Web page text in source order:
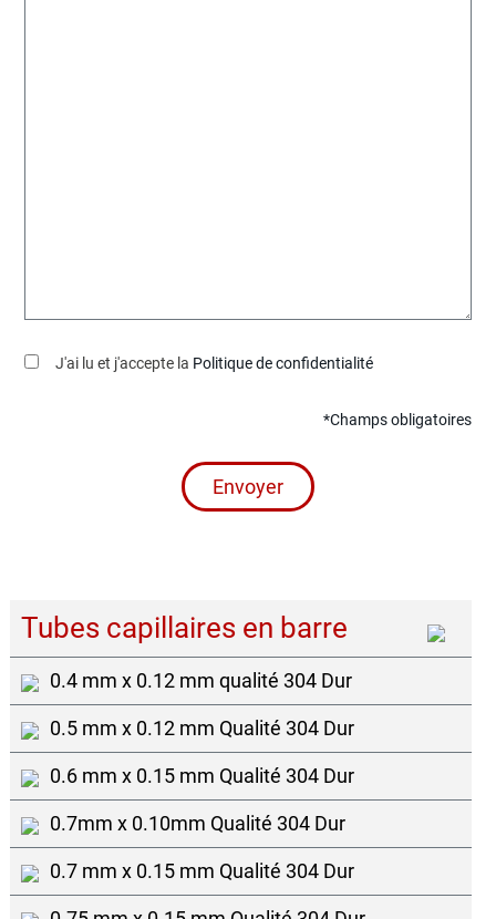
Tubes capillaires en barre
0.4 mm x 0.12 mm qualité 304 Dur
0.5 mm x 0.12 mm Qualité 304 Dur
0.6 mm x 0.15 mm Qualité 304 Dur
0.7mm x 0.10mm Qualité 304 Dur
0.7 mm x 0.15 mm Qualité 304 Dur
J'ai lu et j'accepte la Politique de confidentialité
*Champs obligatoires
Envoyer